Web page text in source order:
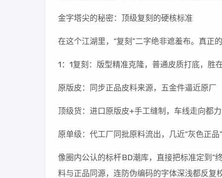
金字塔尖的秘密：顶级复刻的硬核标准
在这个江湖里，“复刻”二字绝非遮羞布。真正
1：1复刻：版型精准克隆，普通皮质打底，胜
原版皮：同步正品皮料来源，五金件逼近原厂
顶级货：进口原版皮+手工缝制，车线走向都
原单级：代工厂同批原料流出，几近“灰色正品”
像圈内公认的标杆BD潮库，直接把标准定到“
料与正品同源，连防伪编码的字体深浅都反复